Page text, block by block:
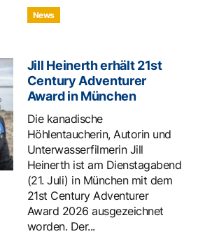
News
Jill Heinerth erhält 21st
Century Adventurer
Award in München
Die kanadische
Höhlentaucherin, Autorin und
Unterwasserfilmerin Jill
Heinerth ist am Dienstagabend
(21. Juli) in München mit dem
21st Century Adventurer
Award 2026 ausgezeichnet
worden. Der...